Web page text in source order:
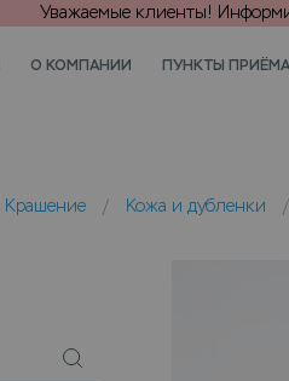
Уважаемые клиенты!
О КОМПАНИИ ПУНКТЫ ПРИЁМА
Крашение / Кожа и дубленки